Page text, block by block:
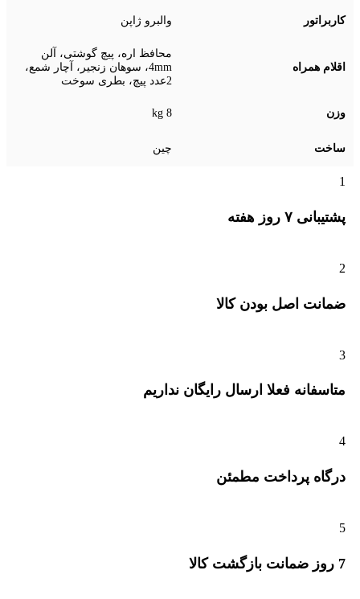
کاربراتور والبرو ژاپن
اقلام همراه
محافظ اره، پیچ گوشتی، آلن
4mm، سوهان زنجیر، آچار شمع،
2عدد پیچ، بطری سوخت
وزن 8 kg
ساخت چین
1
پشتیبانی ۷ روز ﻫﻔﺘﻪ
2
ﺿﻤﺎﻧﺖ اﺻﻞ ﺑﻮدن ﮐﺎﻟﺎ
3
متاسفانه فعلا ارسال رایگان نداریم
4
درگاه پرداخت مطمئن
5
7 روز ضمانت بازگشت کالا